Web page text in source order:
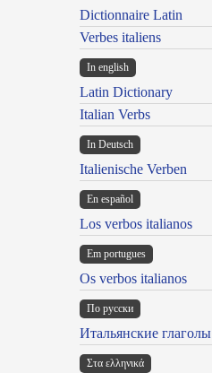
Dictionnaire Latin
Verbes italiens
In english
Latin Dictionary
Italian Verbs
In Deutsch
Italienische Verben
En español
Los verbos italianos
Em portugues
Os verbos italianos
По русски
Итальянские глаголы
Στα ελληνικά